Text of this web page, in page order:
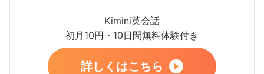
Kimini英会話
初月10円・10日間無料体験付き
詳しくはこちら